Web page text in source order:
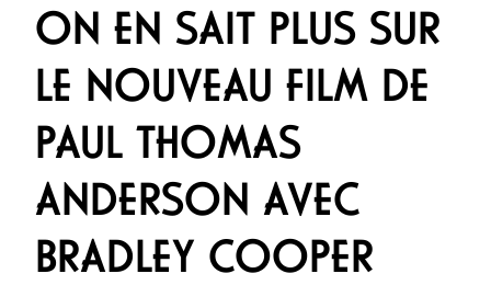
ON EN SAIT PLUS SUR
LE NOUVEAU FILM DE
PAUL THOMAS
ANDERSON AVEC
BRADLEY COOPER